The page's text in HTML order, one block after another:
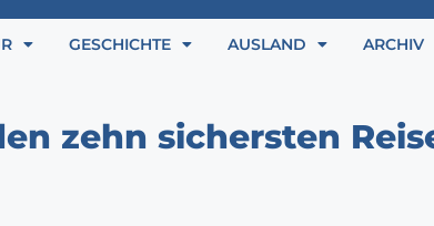
GESCHICHTE AUSLAND ARCHIV
zehn sichersten